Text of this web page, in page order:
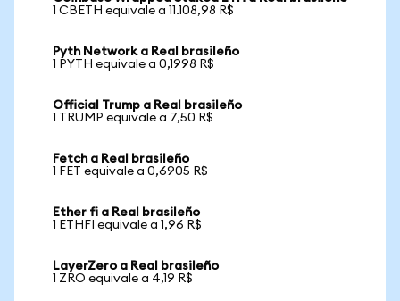
1 CBETH equivale a 11.108,98 R$
Pyth Network a Real brasileño
1 PYTH equivale a 0,1998 R$
Official Trump a Real brasileño
1 TRUMP equivale a 7,50 R$
Fetch a Real brasileño
1 FET equivale a 0,6905 R$
Ether fi a Real brasileño
1 ETHFI equivale a 1,96 R$
LayerZero a Real brasileño
1 ZRO equivale a 4,19 R$